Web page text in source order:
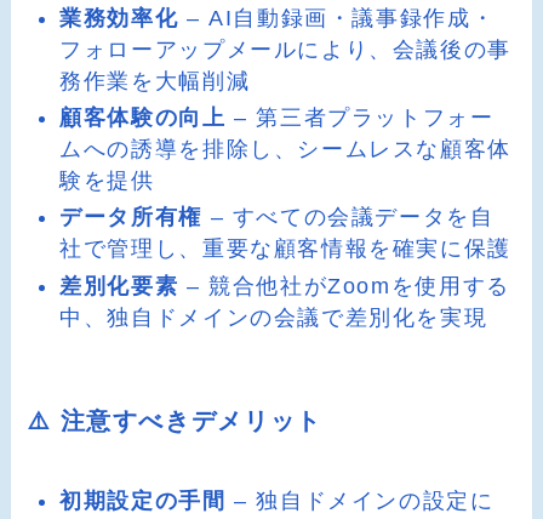
業務効率化 – AI自動録画・議事録作成・
フォローアップメールにより、会議後の事
務作業を大幅削減
顧客体験の向上 – 第三者プラットフォー
ムへの誘導を排除し、シームレスな顧客体
験を提供
データ所有権 – すべての会議データを自
社で管理し、重要な顧客情報を確実に保護
差別化要素 – 競合他社がZoomを使用する
中、独自ドメインの会議で差別化を実現
⚠️ 注意すべきデメリット
初期設定の手間 – 独自ドメインの設定に